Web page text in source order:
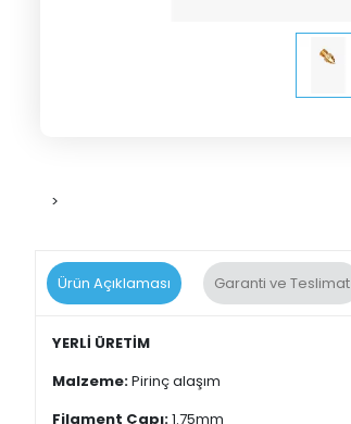
>
Ürün Açıklaması Garanti ve Teslimat
YERLİ ÜRETİM
Malzeme:Pirinç alaşım
Filament Çapı:1.75mm